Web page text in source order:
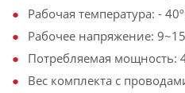
Рабочая температура: -
Рабочее напряжение:
Потребляемая мощность:
Вес комплекта с